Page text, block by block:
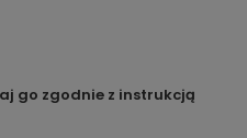
go zgodnie z instrukcją